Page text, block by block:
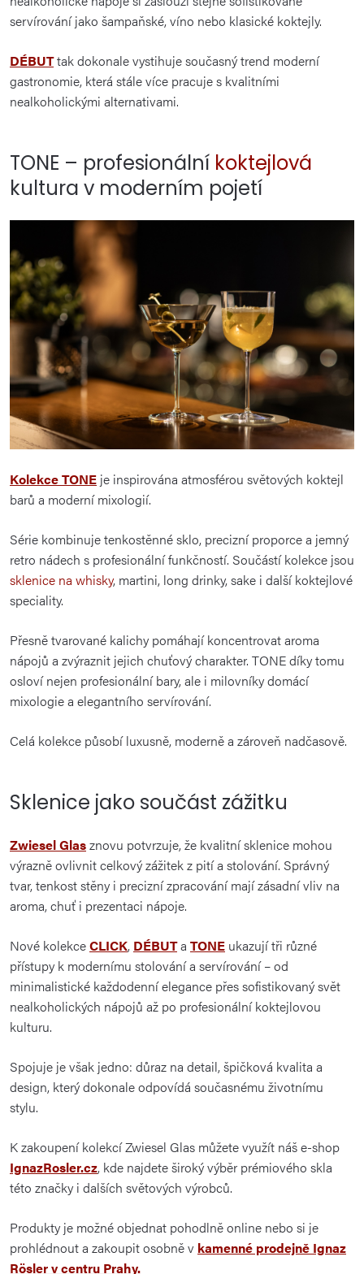
servírování jako šampaňské, víno nebo klasické koktejly.
DÉBUTtak dokonale vystihuje současný trend moderní
gastronomie, která stále více pracuje s kvalitními
nealkoholickými alternativami.
TONE – profesionální koktejlová
kultura v moderním pojetí
Kolekce TONE je inspirována atmosférou světových koktejl
barů a moderní mixologií.
Série kombinuje tenkostěnné sklo, precizní proporce a jemný
retro nádech s profesionální funkčností. Součástí kolekce jsou
sklenice na whisky, martini, long drinky, sake i další koktejlové
speciality.
Přesně tvarované kalichy pomáhají koncentrovat aroma
nápojů a zvýraznit jejich chuťový charakter. TONE díky tomu
osloví nejen profesionální bary, ale i milovníky domácí
mixologie a elegantního servírování.
Celá kolekce působí luxusně, moderně a zároveň nadčasově.
Sklenice jako součást zážitku
Zwiesel Glasznovu potvrzuje, že kvalitní sklenice mohou
výrazně ovlivnit celkový zážitek z pití a stolování. Správný
tvar, tenkost stěny i precizní zpracování mají zásadní vliv na
aroma, chuť i prezentaci nápoje.
Nové kolekceCLICK, DÉBUTa TONE ukazují tři různé
přístupy k modernímu stolování a servírování – od
minimalistické každodenní elegance přes sofistikovaný svět
nealkoholických nápojů až po profesionální koktejlovou
kulturu.
Spojuje je však jedno: důraz na detail, špičková kvalita a
design, který dokonale odpovídá současnému životnímu
stylu.
K zakoupení kolekcí Zwiesel Glas můžete využít náš e-shop
IgnazRosler.cz, kde najdete široký výběr prémiového skla
této značky i dalších světových výrobců.
Produkty je možné objednat pohodlně online nebo si je
prohlédnout a zakoupit osobně v kamenné prodejně Ignaz
Röslerv centru Prahy.